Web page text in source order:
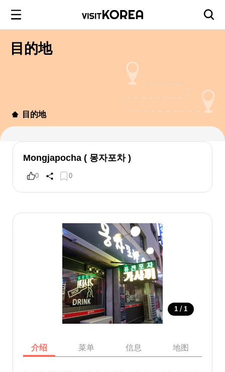
目的地
目的地
Mongjapocha ( 몽자포차 )
0 0
1 / 1
介绍 菜单 信息 地图